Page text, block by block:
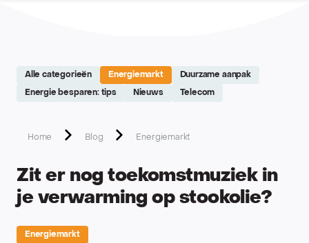
Alle categorieën Energiemarkt Duurzame aanpak
Energie besparen: tips Nieuws Telecom
Home Blog Energiemarkt
Zit er nog toekomstmuziek in
je verwarming op stookolie?
Energiemarkt